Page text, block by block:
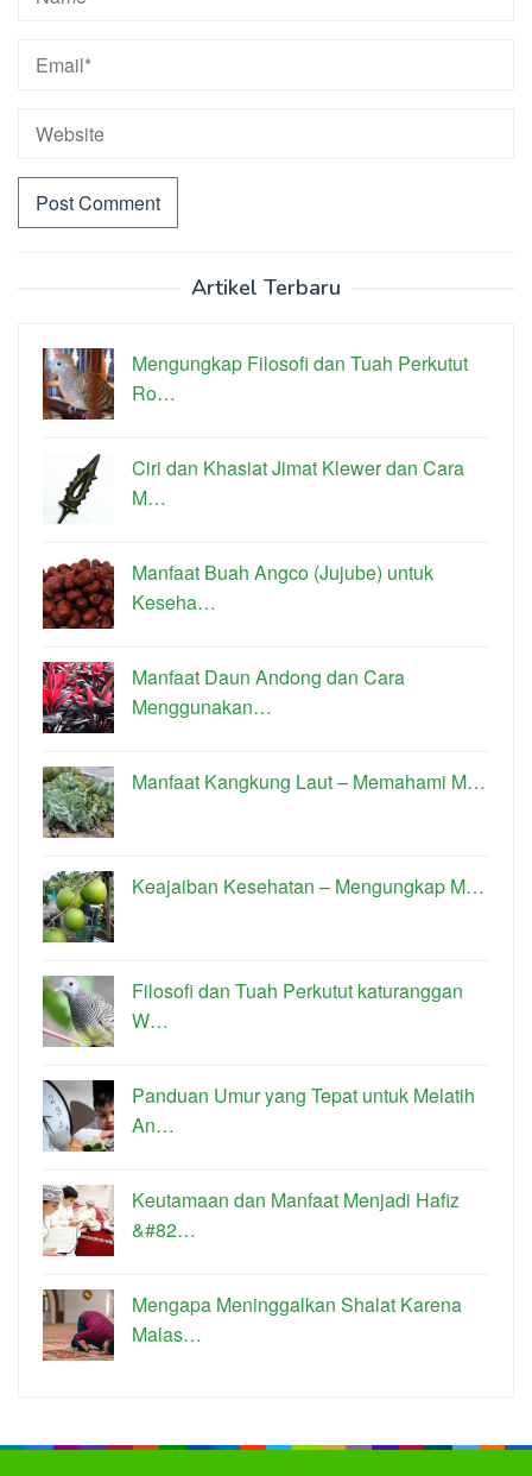
Artikel Terbaru
Mengungkap Filosofi dan Tuah Perkutut
Ro…
Ciri dan Khasiat Jimat Klewer dan Cara
M…
Manfaat Buah Angco (Jujube) untuk
Keseha…
Manfaat Daun Andong dan Cara
Menggunakan…
Manfaat Kangkung Laut – Memahami M…
Keajaiban Kesehatan – Mengungkap M…
Filosofi dan Tuah Perkutut katuranggan
W…
Panduan Umur yang Tepat untuk Melatih
An…
Keutamaan dan Manfaat Menjadi Hafiz
&#82…
Mengapa Meninggalkan Shalat Karena
Malas…